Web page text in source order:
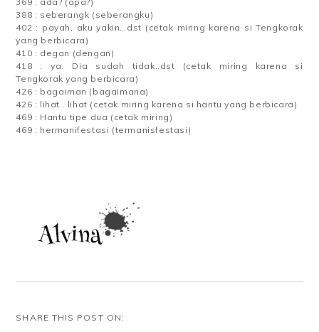
388 : seberangk (seberangku)
402 : payah, aku yakin…dst (cetak miring karena si Tengkorak
yang berbicara)
410 : degan (dengan)
418 : ya. Dia sudah tidak..dst (cetak miring karena si
Tengkorak yang berbicara)
426 : bagaiman (bagaimana)
426 : lihat.. lihat (cetak miring karena si hantu yang berbicara)
469 : Hantu tipe dua (cetak miring)
469 : hermanifestasi (termanisfestasi)
SHARE THIS POST ON: